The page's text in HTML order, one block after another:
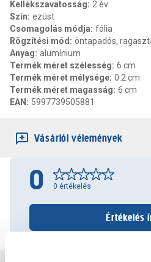
Kellékszavatosság: 2 év
Szín: ezüst
Csomagolás módja: fólia
Rögzítési mód : öntapadós,
Anyag: alumínium
Termék méret szélesség: 6 cm
Termék méret mélysége: 0.2 cm
Termék méret magasság: 6 cm
EAN : 5997739505881
Vásárlói vélemények
0 0 értékelés
Értékelés